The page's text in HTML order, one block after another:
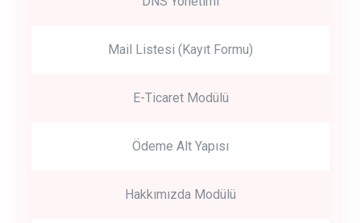
Mail Listesi (Kayıt Formu)
E-Ticaret Modülü
Ödeme Alt Yapısı
Hakkımızda Modülü